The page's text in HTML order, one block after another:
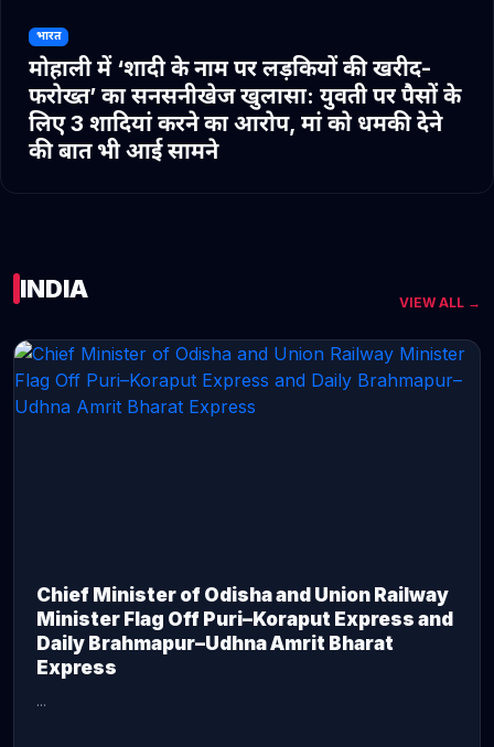
भारत
मोहाली में ‘शादी के नाम पर लड़कियों की खरीद-
फरोख्त’ का सनसनीखेज खुलासा: युवती पर पैसों के
लिए 3 शादियां करने का आरोप, मां को धमकी देने
की बात भी आई सामने
INDIA VIEW ALL →
Chief Minister of Odisha and Union Railway
Minister Flag Off Puri–Koraput Express and
Daily Brahmapur–Udhna Amrit Bharat
Express
...